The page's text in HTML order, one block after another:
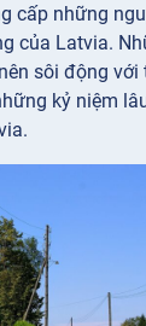
cấp những
của Latvia.
sôi động với
kỷ niệm